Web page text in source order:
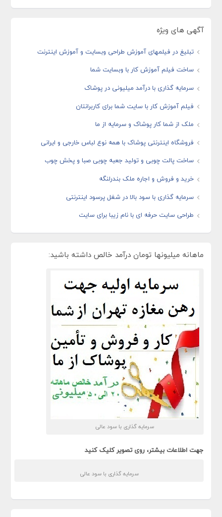
آگهی های ویژه
تبلیغ در فیلمهای آموزش طراحی وبسایت و آموزش اینترنت
ساخت فیلم آموزش کار با وبسایت شما
سرمایه گذاری با درآمد میلیونی در پوشاک
فیلم آموزش کار با سایت شما برای کاربرانتان
ملک از شما کار پوشاک و سرمایه از ما
فروشگاه اینترنتی پوشاک با همه نوع لباس خارجی و ایرانی
ساخت پالت چوبی و تولید جعبه چوبی صبا و پخش چوب
خرید و فروش و اجاره ملک بندرلنگه
سرمایه گذاری با سود بالا در شغل پرسود اینترنتی
طراحی سایت حرفه ای با نام زیبا برای سایت
ماهانه میلیونها تومان درآمد خالص داشته باشید:
سرمایه گذاری با سود عالی
جهت اطلاعات بیشتر، روی تصویر کلیک کنید
سرمایه گذاری با سود عالی